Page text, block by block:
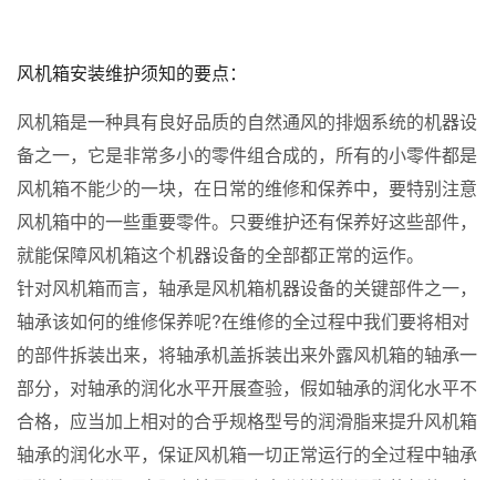
风机箱安装维护须知的要点：
风机箱是一种具有良好品质的自然通风的排烟系统的机器设
备之一，它是非常多小的零件组合成的，所有的小零件都是
风机箱不能少的一块，在日常的维修和保养中，要特别注意
风机箱中的一些重要零件。只要维护还有保养好这些部件，
就能保障风机箱这个机器设备的全部都正常的运作。
针对风机箱而言，轴承是风机箱机器设备的关键部件之一，
轴承该如何的维修保养呢?在维修的全过程中我们要将相对
的部件拆装出来，将轴承机盖拆装出来外露风机箱的轴承一
部分，对轴承的润化水平开展查验，假如轴承的润化水平不
合格，应当加上相对的合乎规格型号的润滑脂来提升风机箱
轴承的润化水平，保证风机箱一切正常运行的全过程中轴承